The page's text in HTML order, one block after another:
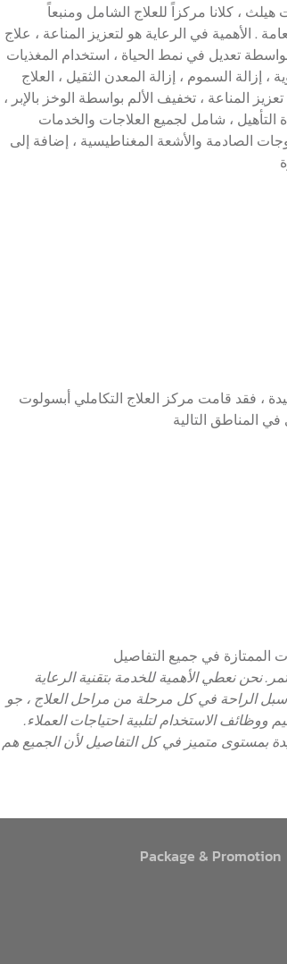
هيلث ، كلانا مركزاً للعلاج الشامل ومنبعاً
. الأهمية في الرعاية هو لتعزيز المناعة ، علاج
تعديل في نمط الحياة ، استخدام المغذيات
، إزالة السموم ، إزالة المعدن الثقيل ، العلاج
المناعة ، تخفيف الألم بواسطة الوخز بالإبر ،
التأهيل ، شامل لجميع العلاجات والخدمات
الصادمة والأشعة المغناطيسية ، إضافة إلى
، فقد قامت مركز العلاج التكاملي أبسولوت
نحن نعطي الأهمية للخدمة بتقنية الرعاية
سبل الراحة في كل مرحلة من مراحل العلاج ، جو
ووظائف الاستخدام لتلبية احتياجات العملاء.
بمستوى متميز في كل التفاصيل لأن الجميع هم
Package & Promotion